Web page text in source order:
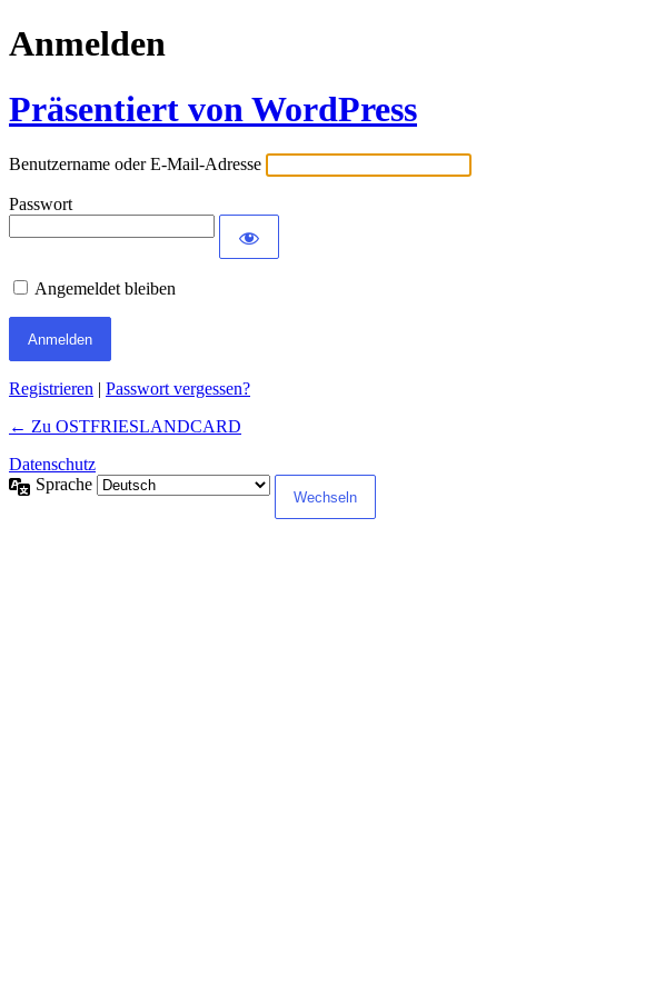
Anmelden
Präsentiert von WordPress
Benutzername oder E-Mail-Adresse
Passwort
Angemeldet bleiben
Registrieren | Passwort vergessen?
← Zu OSTFRIESLANDCARD
Datenschutz
Sprache